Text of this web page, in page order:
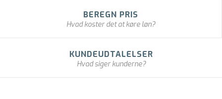
BEREGN PRIS
Hvad koster det at køre løn?
KUNDEUDTALELSER
Hvad siger kunderne?